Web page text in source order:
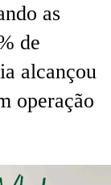
as
de
alcançou
operação